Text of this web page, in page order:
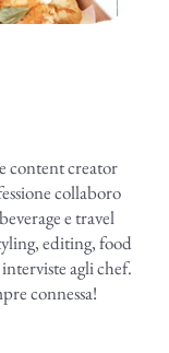
content creator
collaboro
e travel
editing, food
agli chef.
connessa!